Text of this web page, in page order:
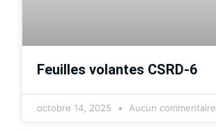
Feuilles volantes CSRD-6
octobre 14, 2025 Aucun commentaire